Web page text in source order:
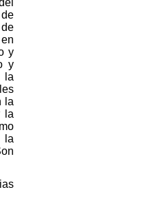
y
y
la
la
la
la